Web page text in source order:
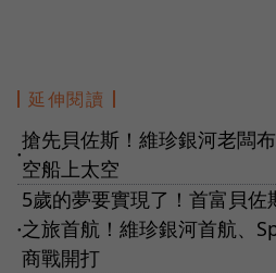
延伸閱讀
●
搶先貝佐斯！維珍銀河老闆
空船上太空
●
5歲的夢要實現了！首富貝佐
之旅首航！維珍銀河首航、
商戰開打